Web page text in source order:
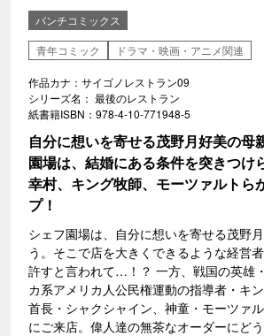
バンチコミックス
青年コミック
ドラマ・映画・アニメ関連
作品カナ：サイゴノレストラン09
シリーズ名： 最後のレストラン
紙書籍ISBN：978-4-10-771948-5
自分に想いを寄せる茂野月好美の母
園場は、結婚にある条件を突きつけ
幸村、キング牧師、モーツァルトら
プ！
シェフ園場は、自分に想いを寄せる茂野
う。そこで店を大きくできるような経営
許すと言われて…！？ 一方、戦国の英雄
カ系アメリカ人公民権運動の指導者・キ
首長・シャクシャイン、神童・モーツァ
にご来店。偉人達の無茶なオーダーにど